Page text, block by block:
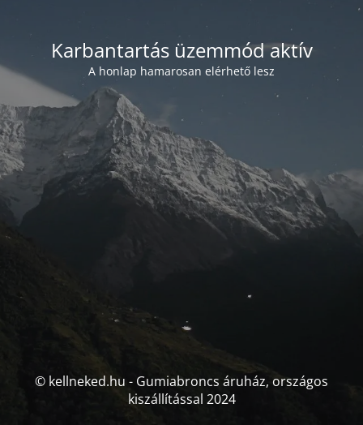
Karbantartás üzemmód aktív
A honlap hamarosan elérhető lesz
© kellneked.hu - Gumiabroncs áruház, országos
kiszállítással 2024